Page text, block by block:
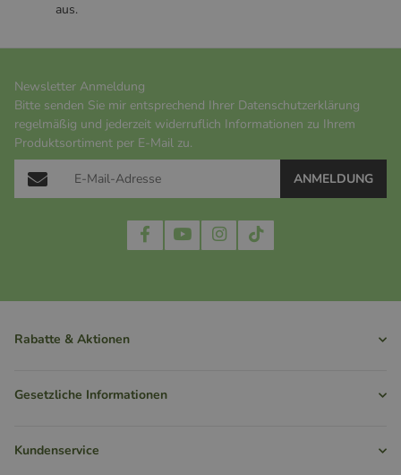
aus.
Newsletter Anmeldung
Bitte senden Sie mir entsprechend Ihrer Datenschutzerklärung
regelmäßig und jederzeit widerruflich Informationen zu Ihrem
Produktsortiment per E-Mail zu.
ANMELDUNG
Rabatte & Aktionen
Gesetzliche Informationen
Kundenservice